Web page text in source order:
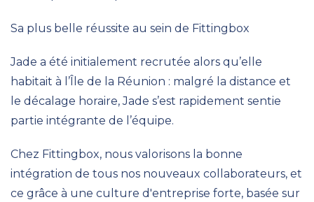
Sa plus belle réussite au sein de Fittingbox
Jade a été initialement recrutée alors qu’elle
habitait à l’Île de la Réunion : malgré la distance et
le décalage horaire, Jade s’est rapidement sentie
partie intégrante de l’équipe.
Chez Fittingbox, nous valorisons la bonne
intégration de tous nos nouveaux collaborateurs, et
ce grâce à une culture d'entreprise forte, basée sur